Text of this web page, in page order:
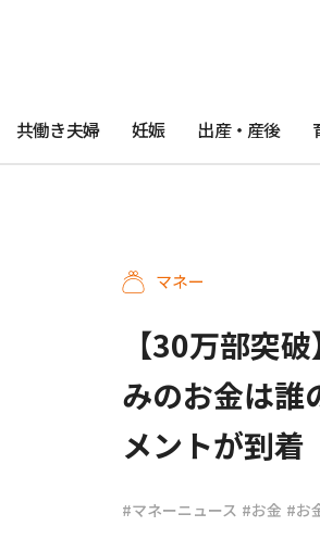
共働き夫婦 妊娠 出産・産後
マネー
【30万部突
みのお金は誰
メントが到着
#マネーニュース #お金 #お